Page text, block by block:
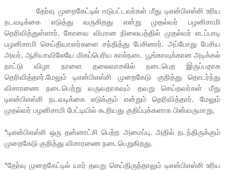
தேர்வு முறைகேட்டில் ஈடுபட்டவர்கள் மீது டிஎன்பிஎஸ்சி உரிய
நடவடிக்கை எடுத்து வருகிறது என்று முதல்வர் பழனிசாமி
தெரிவித்துள்ளார். கோவை விமான நிலையத்தில் முதல்வர் எடப்பாடி
பழனிசாமி செய்தியாளர்களை சந்தித்து பேசினார். அப்போது பேசிய
அவர், ஆசியாவிலேயே மிகப்பெரிய கால்நடை பூங்காவுக்கான அடிக்கல்
நாட்டு விழா நாளை தலைவாசலில் நடைபெற இருப்பதாக
தெரிவித்தார்.மேலும் டிஎன்பிஎஸ்சி முறைகேடு குறித்து தொடர்ந்து
விசாரணை நடைபெற்று வருவதாகவும் தவறு செய்தவர்கள் மீது
டிஎன்பிஎஸ்சி நடவடிக்கை எடுக்கும் என்றும் தெரிவித்தார். மேலும்
முதல்வர் பழனிசாமி பேட்டியில் கூறியது குறிப்புக்களாக பின்வருமாறு,
*டிஎன்பிஎஸ்சி ஒரு தன்னாட்சி பெற்ற அமைப்பு. அதில் நடந்திருக்கும்
முறைகேடு குறித்து விசாரணை நடைபெறுகிறது.
*தேர்வு முறைகேட்டில் யார் தவறு செய்திருந்தாலும் டிஎன்பிஎஸ்சி உரிய